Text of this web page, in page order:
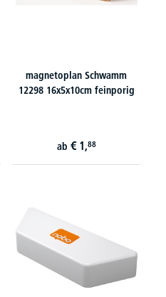
magnetoplan Schwamm
12298 16x5x10cm feinporig
ab € 1,88